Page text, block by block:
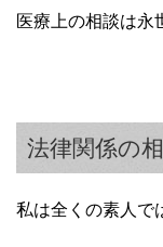
医療上の相談は永
法律関係の
私は全くの素人で